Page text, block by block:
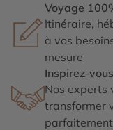
Voyage
Itinéraire,
à vos
mesure
Inspirez-
Nos experts
transformer